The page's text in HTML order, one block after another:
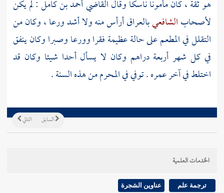
هو ثقة ، كان مأمونا ناسكا وقال القاضيأحمد بن كامل: لم يكن
لأصحابالشافعيبالعراقأرأس منه ولا أشد ورعا ، وكان من
التقلل في المطعم على حالة عظيمة فقرا وورعا وصبرا وكان ينفق
في كل شهر أربعة دراهم وكان لا يسأل أحدا شيئا وكان قد
اختلط في آخر عمره . توفي في المحرم من هذه السنة .
التالي السابق
الخدمات العلمية
ترجمة علم عناوين الشجرة